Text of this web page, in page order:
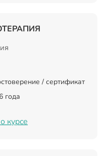
/ сертификат
года
курсе